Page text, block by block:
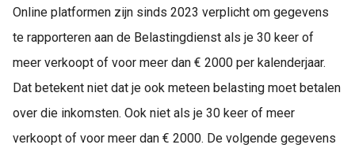
Online platformen zijn sinds 2023 verplicht om gegevens
te rapporteren aan de Belastingdienst als je 30 keer of
meer verkoopt of voor meer dan € 2000 per kalenderjaar.
Dat betekent niet dat je ook meteen belasting moet betalen
over die inkomsten. Ook niet als je 30 keer of meer
verkoopt of voor meer dan € 2000. De volgende gegevens